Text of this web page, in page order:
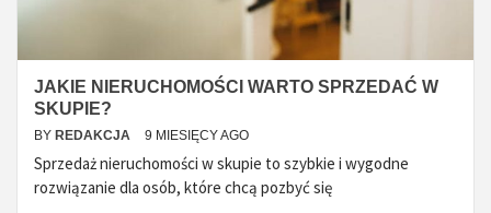
JAKIE NIERUCHOMOŚCI WARTO SPRZEDAĆ W
SKUPIE?
BY REDAKCJA 9 MIESIĘCY AGO
Sprzedaż nieruchomości w skupie to szybkie i wygodne
rozwiązanie dla osób, które chcą pozbyć się